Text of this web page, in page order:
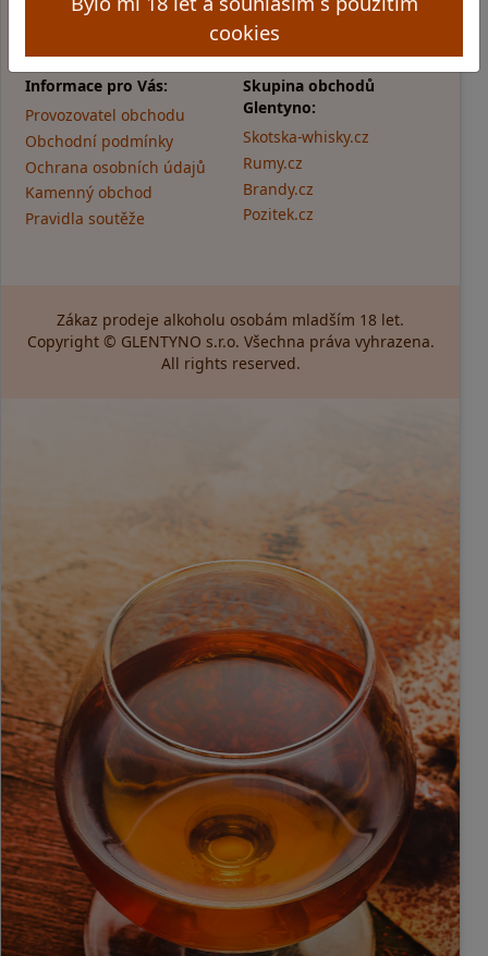
cookies
Informace pro Vás:
Provozovatel obchodu
Obchodní podmínky
Ochrana osobních údajů
Kamenný obchod
Pravidla soutěže
Skupina obchodů
Glentyno:
Skotska-whisky.cz
Rumy.cz
Brandy.cz
Pozitek.cz
Zákaz prodeje alkoholu osobám mladším 18 let.
Copyright © GLENTYNO s.r.o. Všechna práva vyhrazena.
All rights reserved.